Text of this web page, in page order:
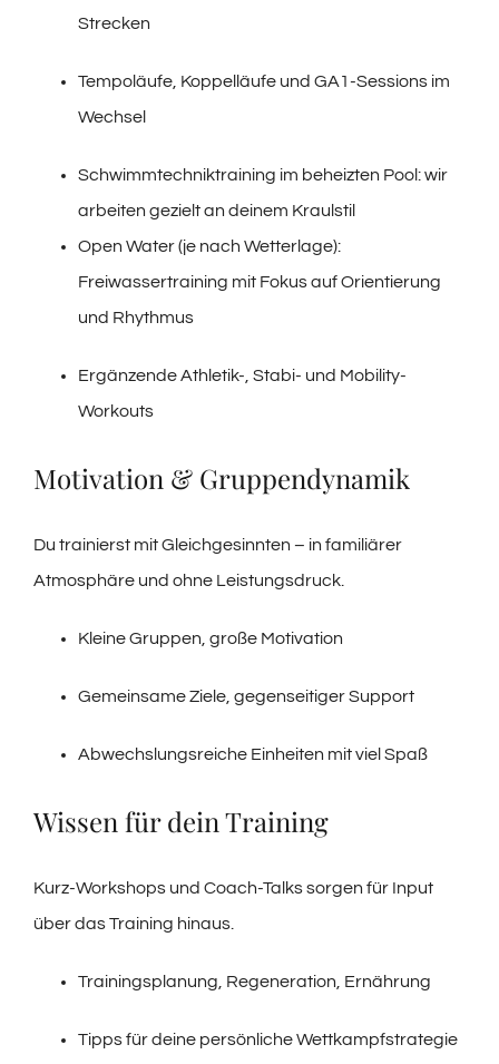
Strecken
Tempoläufe, Koppelläufe und GA1-Sessions im
Wechsel
Schwimmtechniktraining im beheizten Pool: wir
arbeiten gezielt an deinem Kraulstil
Open Water (je nach Wetterlage):
Freiwassertraining mit Fokus auf Orientierung
und Rhythmus
Ergänzende Athletik-, Stabi- und Mobility-
Workouts
Motivation & Gruppendynamik
Du trainierst mit Gleichgesinnten – in familiärer
Atmosphäre und ohne Leistungsdruck.
Kleine Gruppen, große Motivation
Gemeinsame Ziele, gegenseitiger Support
Abwechslungsreiche Einheiten mit viel Spaß
Wissen für dein Training
Kurz-Workshops und Coach-Talks sorgen für Input
über das Training hinaus.
Trainingsplanung, Regeneration, Ernährung
Tipps für deine persönliche Wettkampfstrategie